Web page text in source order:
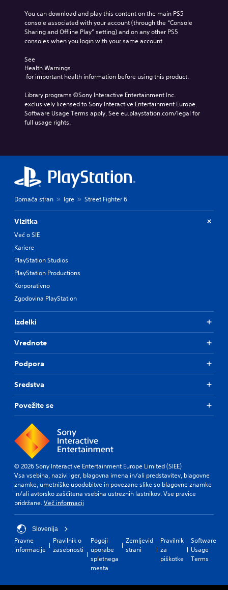
You can download and play this content on the main PS5
console associated with your account (through the “Console
Sharing and Offline Play” setting) and on any other PS5
consoles when you login with your same account.
See
Health Warnings
for important health information before using this product.
Library programs ©Sony Interactive Entertainment Inc.
exclusively licensed to Sony Interactive Entertainment Europe.
Software Usage Terms apply, See eu.playstation.com/legal for
full usage rights.
Domača stran Igre Street Fighter 6
Vizitka
Več o SIE
Kariere
PlayStation Studios
PlayStation Productions
Korporativno
Zgodovina PlayStation
Izdelki
Vrednote
Podpora
Sredstva
Povežite se
© 2026 Sony Interactive Entertainment Europe Limited (SIEE)
Vsa vsebina, nazivi iger, blagovna imena in/ali predstavitev, blagovne
znamke, umetniške upodobitve in povezane slike so blagovne znamke
in/ali avtorsko zaščitena vsebina ustreznih lastnikov. Vse pravice
pridržane.Več informacij
Slovenija
Pravne
informacije
Pravilnik o
zasebnosti
Pogoji
uporabe
spletnega
mesta
Zemljevid
strani
Pravilnik
za
piškotke
Software
Usage
Terms